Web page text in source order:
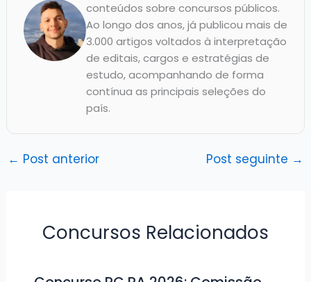
conteúdos sobre concursos públicos.
Ao longo dos anos, já publicou mais de
3.000 artigos voltados à interpretação
de editais, cargos e estratégias de
estudo, acompanhando de forma
contínua as principais seleções do
país.
← Post anterior Post seguinte →
Concursos Relacionados